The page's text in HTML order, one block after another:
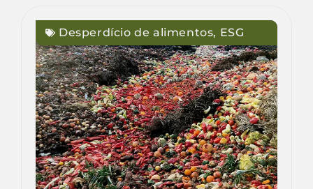
Desperdício de alimentos, ESG